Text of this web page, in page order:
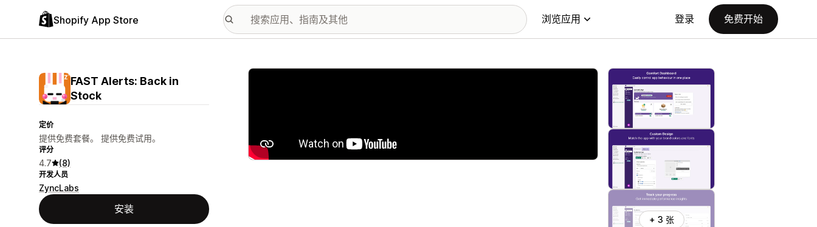
Shopify App Store 浏览应用 登录 免费开始
FAST Alerts: Back in
Stock
定价
提供免费套餐。 提供免费试用。
评分
4.7 (8)
开发人员
ZyncLabs
安装
配图图库
+ 3 张